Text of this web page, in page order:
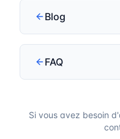
Blog
FAQ
Si vous avez besoin